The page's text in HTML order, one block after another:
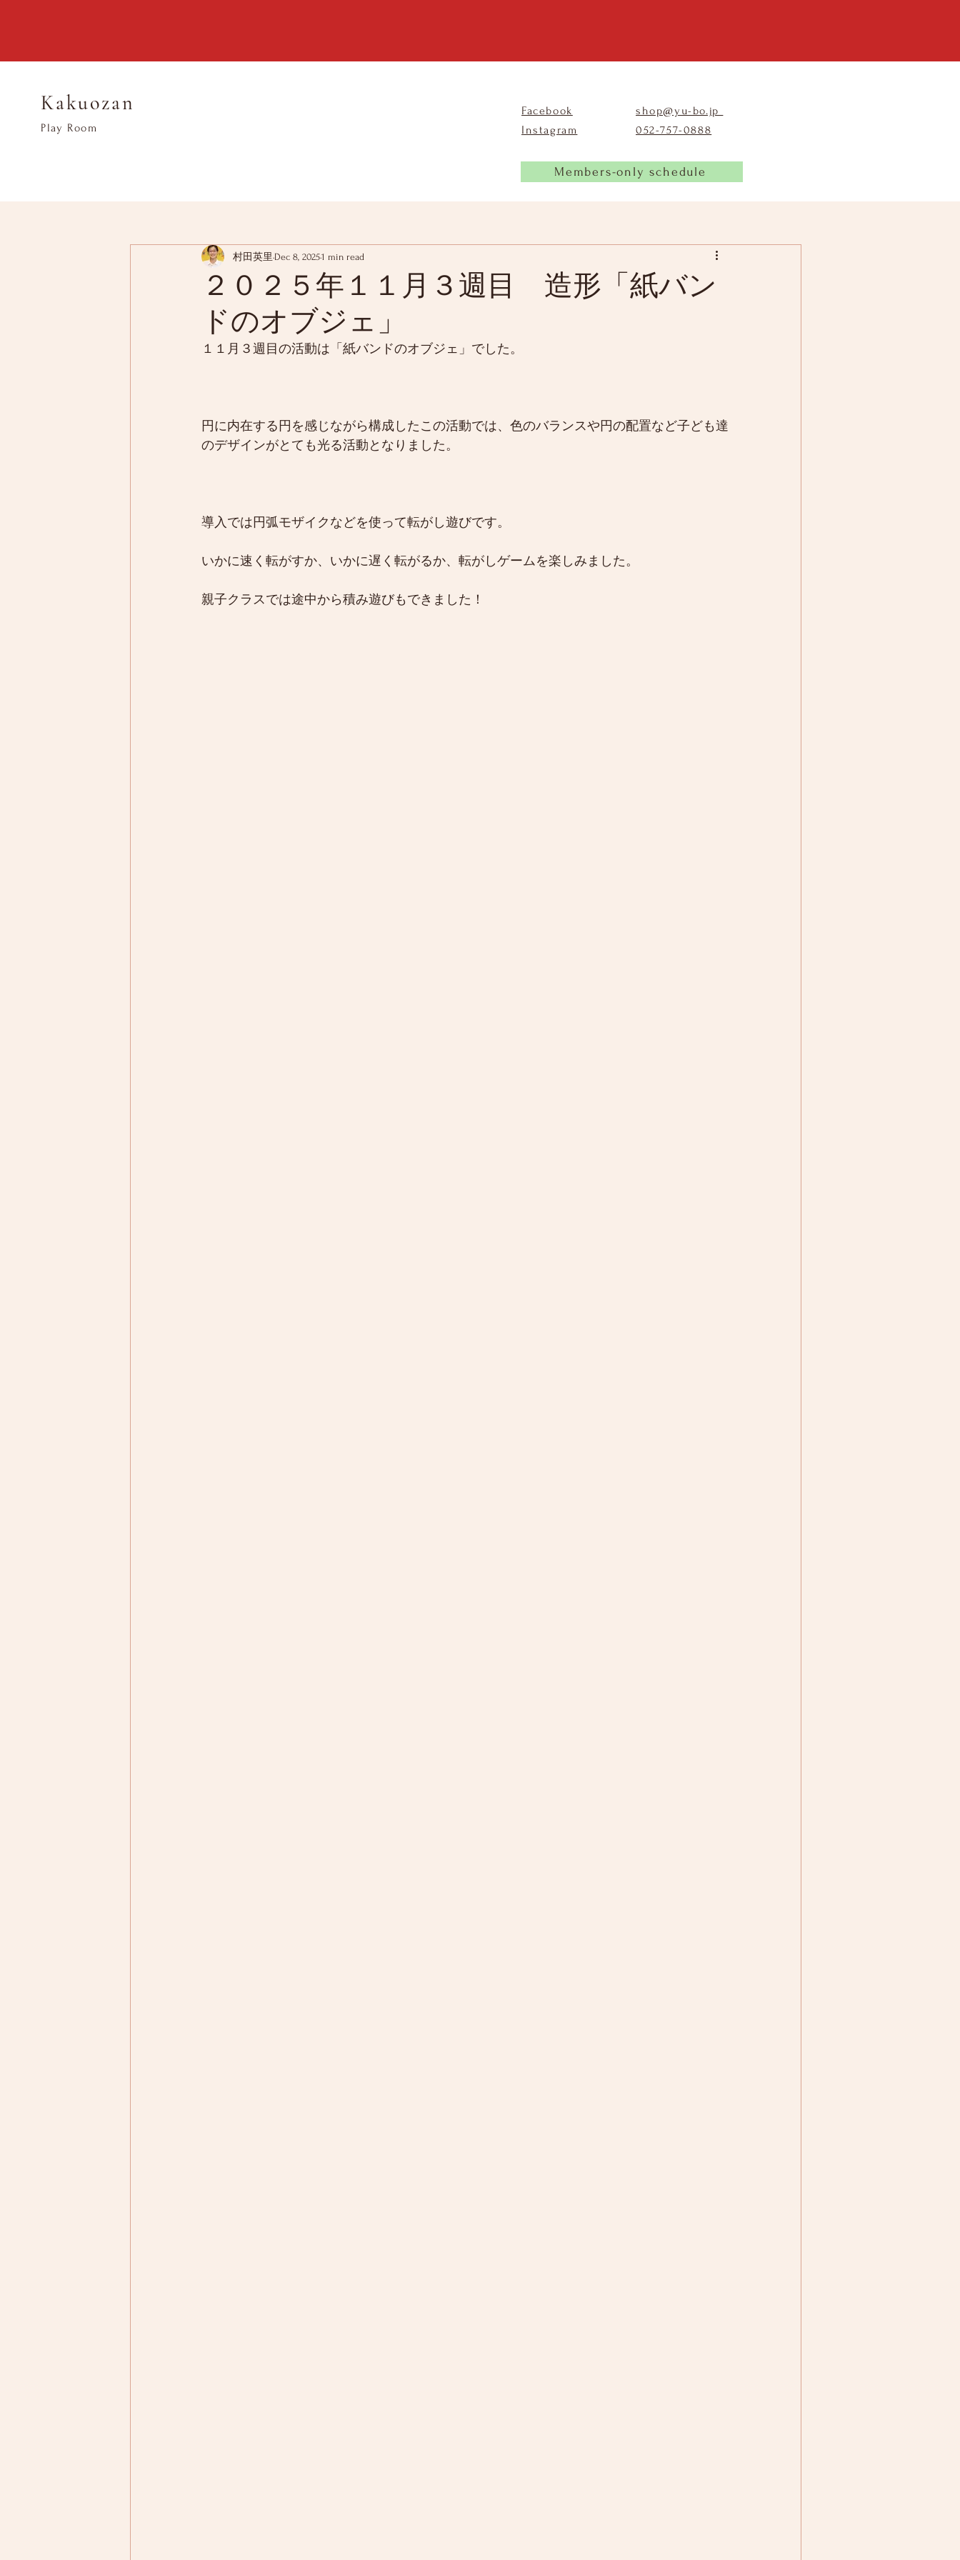
Kakuozan
​Play Room
Facebook
Instagram
shop@yu-bo.jp
​052-757-0888
Members-only schedule
２０２５年１１月３週目 造形「紙バン
ドのオブジェ」
村田英里 Dec 8, 20251 min read
１１月３週目の活動は「紙バンドのオブジェ」でした。
円に内在する円を感じながら構成したこの活動では、色のバランスや円の配置など子ども達
のデザインがとても光る活動となりました。
導入では円弧モザイクなどを使って転がし遊びです。
いかに速く転がすか、いかに遅く転がるか、転がしゲームを楽しみました。
親子クラスでは途中から積み遊びもできました！